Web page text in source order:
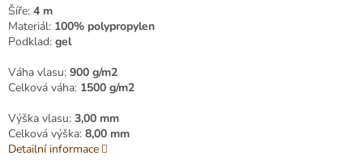
Šíře: 4 m
Materiál: 100% polypropylen
Podklad: gel
Váha vlasu: 900 g/m2
Celková váha: 1500 g/m2
Výška vlasu: 3,00 mm
Celková výška: 8,00 mm
Detailní informace